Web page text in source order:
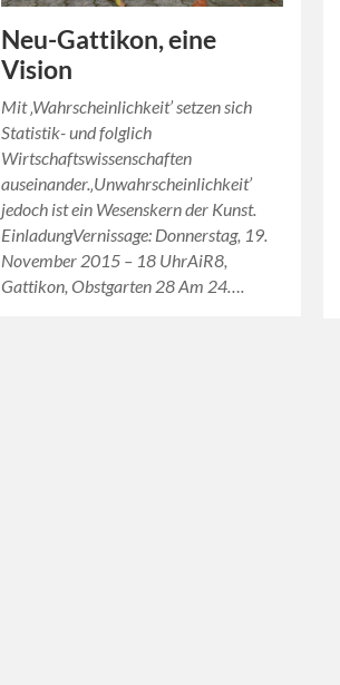
Neu-Gattikon, eine
Vision
Mit ‚Wahrscheinlichkeit’ setzen sich
Statistik- und folglich
Wirtschaftswissenschaften
auseinander.‚Unwahrscheinlichkeit’
jedoch ist ein Wesenskern der Kunst.
EinladungVernissage: Donnerstag, 19.
November 2015 – 18 UhrAiR8,
Gattikon, Obstgarten 28 Am 24….